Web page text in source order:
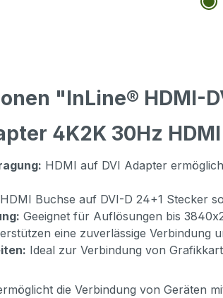
"InLine® HDMI-
4K2K 30Hz
HDMI auf DVI Adapter
HDMI Buchse auf DVI-D 24+1 Stecker
Geeignet für Auflösungen bis
eine zuverlässige Verbindung
Ideal zur Verbindung von
die Verbindung von Geräten